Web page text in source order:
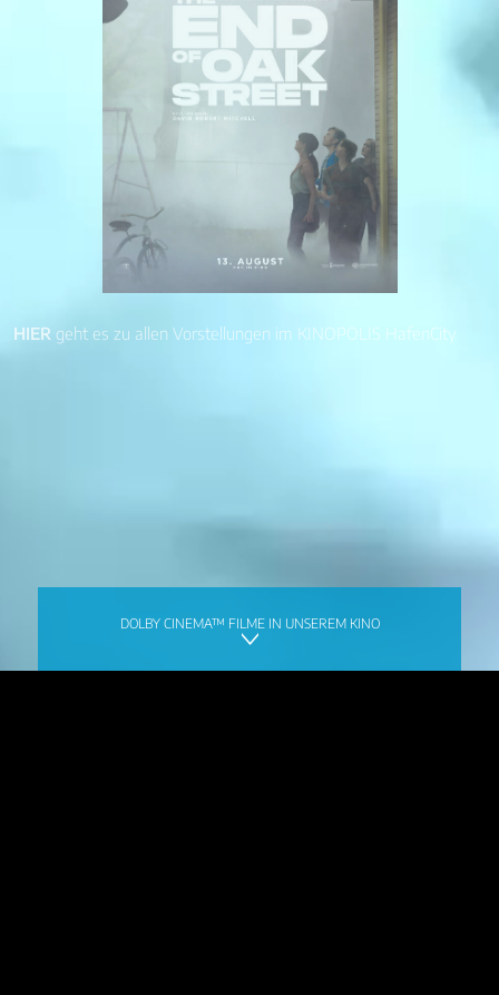
DOLBY CINEMA™ FILME IN UNSEREM KINO
HIER geht es zu allen Vorstellungen im KINOPOLIS HafenCity